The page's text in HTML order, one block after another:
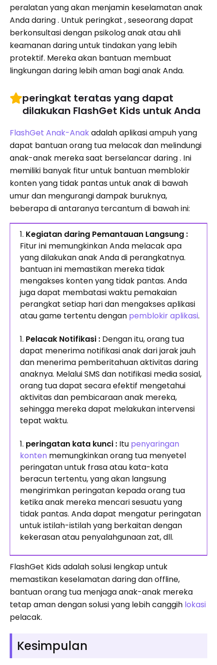
peralatan yang akan menjamin keselamatan anak
Anda daring . Untuk peringkat , seseorang dapat
berkonsultasi dengan psikolog anak atau ahli
keamanan daring untuk tindakan yang lebih
protektif. Mereka akan bantuan membuat
lingkungan daring lebih aman bagi anak Anda.
peringkat teratas yang dapat
dilakukan FlashGet Kids untuk Anda
FlashGet Anak-Anakadalah aplikasi ampuh yang
dapat bantuan orang tua melacak dan melindungi
anak-anak mereka saat berselancar daring . Ini
memiliki banyak fitur untuk bantuan memblokir
konten yang tidak pantas untuk anak di bawah
umur dan mengurangi dampak buruknya,
beberapa di antaranya tercantum di bawah ini:
Kegiatan daring Pemantauan Langsung :
Fitur ini memungkinkan Anda melacak apa
yang dilakukan anak Anda di perangkatnya.
bantuan ini memastikan mereka tidak
mengakses konten yang tidak pantas. Anda
juga dapat membatasi waktu pemakaian
perangkat setiap hari dan mengakses aplikasi
atau game tertentu dengan pemblokir aplikasi.
Pelacak Notifikasi : Dengan itu, orang tua
dapat menerima notifikasi anak dari jarak jauh
dan menerima pemberitahuan aktivitas daring
anaknya. Melalui SMS dan notifikasi media sosial,
orang tua dapat secara efektif mengetahui
aktivitas dan pembicaraan anak mereka,
sehingga mereka dapat melakukan intervensi
tepat waktu.
peringatan kata kunci : Itu penyaringan
konten memungkinkan orang tua menyetel
peringatan untuk frasa atau kata-kata
beracun tertentu, yang akan langsung
mengirimkan peringatan kepada orang tua
ketika anak mereka mencari sesuatu yang
tidak pantas. Anda dapat mengatur peringatan
untuk istilah-istilah yang berkaitan dengan
kekerasan atau penyalahgunaan zat, dll.
FlashGet Kids adalah solusi lengkap untuk
memastikan keselamatan daring dan offline,
bantuan orang tua menjaga anak-anak mereka
tetap aman dengan solusi yang lebih canggih lokasi
pelacak.
Kesimpulan